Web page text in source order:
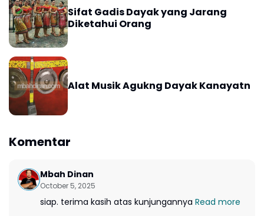
Sifat Gadis Dayak yang Jarang
Diketahui Orang
Alat Musik Agukng Dayak Kanayatn
Komentar
Mbah Dinan
October 5, 2025
siap. terima kasih atas kunjungannya Read more